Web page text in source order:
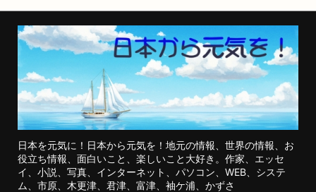
日本を元気に！日本から元気を！地元の情報、世界の情報、お
役立ち情報、面白いこと、楽しいこと大好き。作家、エッセ
イ、小説、写真、インターネット、パソコン、WEB、システ
ム、市原、木更津、君津、富津、袖ケ浦、かずさ